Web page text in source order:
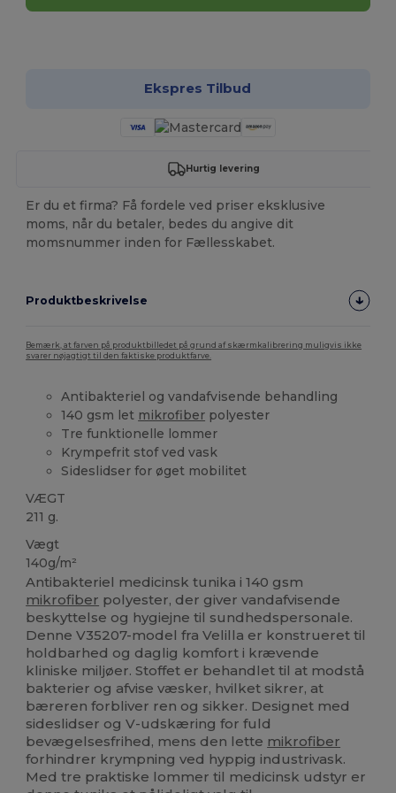
Ekspres Tilbud
Hurtig levering
Er du et firma? Få fordele ved priser eksklusive
moms, når du betaler, bedes du angive dit
momsnummer inden for Fællesskabet.
Produktbeskrivelse
Bemærk, at farven på produktbilledet på grund af skærmkalibrering muligvis ikke
svarer nøjagtigt til den faktiske produktfarve.
Antibakteriel og vandafvisende behandling
140 gsm let mikrofiber polyester
Tre funktionelle lommer
Krympefrit stof ved vask
Sideslidser for øget mobilitet
VÆGT
211 g.
Vægt
140g/m²
Antibakteriel medicinsk tunika i 140 gsm
mikrofiber polyester, der giver vandafvisende
beskyttelse og hygiejne til sundhedspersonale.
Denne V35207-model fra Velilla er konstrueret til
holdbarhed og daglig komfort i krævende
kliniske miljøer. Stoffet er behandlet til at modstå
bakterier og afvise væsker, hvilket sikrer, at
bæreren forbliver ren og sikker. Designet med
sideslidser og V-udskæring for fuld
bevægelsesfrihed, mens den lette mikrofiber
forhindrer krympning ved hyppig industrivask.
Med tre praktiske lommer til medicinsk udstyr er